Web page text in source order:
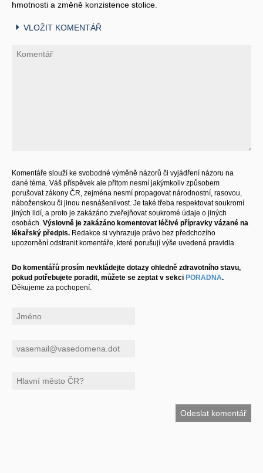
hmotnosti a změně konzistence stolice.
VLOŽIT KOMENTÁŘ
Komentáře slouží ke svobodné výměně názorů či vyjádření názoru na
dané téma. Váš příspěvek ale přitom nesmí jakýmkoliv způsobem
porušovat zákony ČR, zejména nesmí propagovat národnostní, rasovou,
náboženskou či jinou nesnášenlivost. Je také třeba respektovat soukromí
jiných lidí, a proto je zakázáno zveřejňovat soukromé údaje o jiných
osobách. Výslovně je zakázáno komentovat léčivé přípravky vázané na
lékařský předpis. Redakce si vyhrazuje právo bez předchozího
upozornění odstranit komentáře, které porušují výše uvedená pravidla.
Do komentářů prosím nevkládejte dotazy ohledně zdravotního stavu,
pokud potřebujete poradit, můžete se zeptat v sekci PORADNA.
Děkujeme za pochopení.